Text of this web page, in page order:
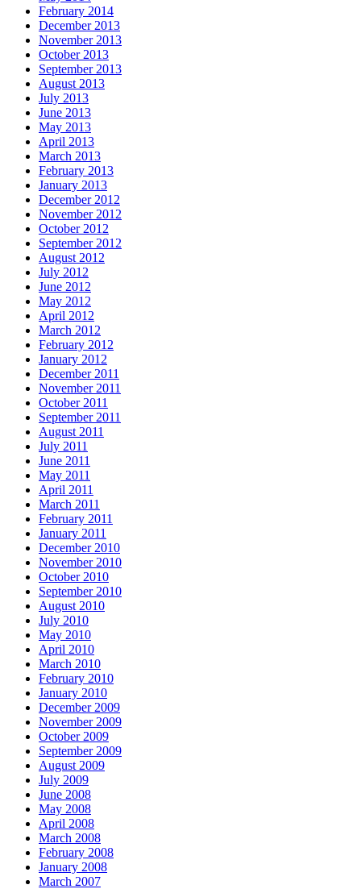
February 2014
December 2013
November 2013
October 2013
September 2013
August 2013
July 2013
June 2013
May 2013
April 2013
March 2013
February 2013
January 2013
December 2012
November 2012
October 2012
September 2012
August 2012
July 2012
June 2012
May 2012
April 2012
March 2012
February 2012
January 2012
December 2011
November 2011
October 2011
September 2011
August 2011
July 2011
June 2011
May 2011
April 2011
March 2011
February 2011
January 2011
December 2010
November 2010
October 2010
September 2010
August 2010
July 2010
May 2010
April 2010
March 2010
February 2010
January 2010
December 2009
November 2009
October 2009
September 2009
August 2009
July 2009
June 2008
May 2008
April 2008
March 2008
February 2008
January 2008
March 2007